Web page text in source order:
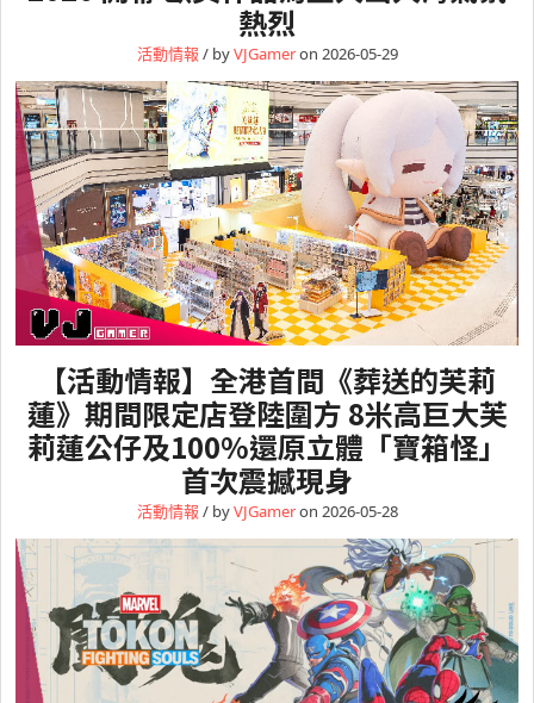
熱烈
活動情報 / byVJGameron 2026-05-29
【活動情報】全港首間《葬送的芙莉
蓮》期間限定店登陸圍方 8米高巨大芙
莉蓮公仔及100%還原立體「寶箱怪」
首次震撼現身
活動情報 / byVJGameron 2026-05-28